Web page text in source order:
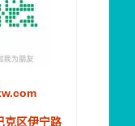
克区伊宁路